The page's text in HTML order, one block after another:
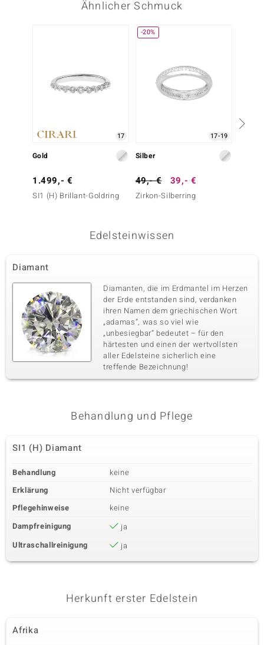
Ähnlicher Schmuck
17
Gold
1.499,- €
SI1 (H) Brillant-Goldring
-20%
17-19
Silber
49,- € 39,- €
Zirkon-Silberring
Edelsteinwissen
Diamant
Diamanten, die im Erdmantel im Herzen
der Erde entstanden sind, verdanken
ihren Namen dem griechischen Wort
„adamas“, was so viel wie
„unbesiegbar“ bedeutet – für den
härtesten und einen der wertvollsten
aller Edelsteine sicherlich eine
treffende Bezeichnung!
Behandlung und Pflege
SI1 (H) Diamant
Behandlung
keine
Erklärung
Nicht verfügbar
Pflegehinweise
keine
Dampfreinigung
ja
Ultraschallreinigung
ja
Herkunft erster Edelstein
Afrika